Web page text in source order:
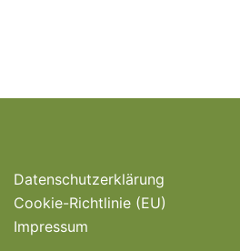
Datenschutzerklärung
Cookie-Richtlinie (EU)
Impressum